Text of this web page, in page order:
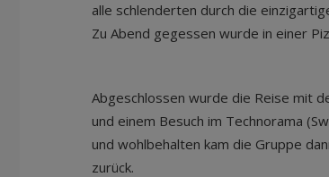
alle schlenderten durch die
Zu Abend gegessen wurde in einer
Abgeschlossen wurde die Reise mit
und einem Besuch im Technorama
und wohlbehalten kam die Gruppe
zurück.